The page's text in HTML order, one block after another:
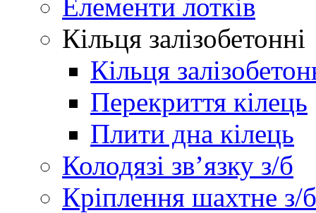
Елементи лотків
Кільця залізобетонні
Кільця
Перекриття кілець
Плити дна кілець
Колодязі зв’язку з/б
Кріплення шахтне з/б